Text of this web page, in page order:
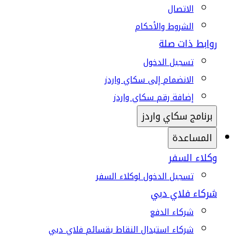
الاتصال
الشروط والأحكام
روابط ذات صلة
تسجيل الدخول
الانضمام إلى سكاي واردز
إضافة رقم سكاي واردز
برنامج سكاي واردز
المساعدة
وكلاء السفر
تسجيل الدخول لوكلاء السفر
شركاء فلاي دبي
شركاء الدفع
شركاء استبدال النقاط بقسائم فلاي دبي